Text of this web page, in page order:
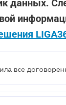
данных.